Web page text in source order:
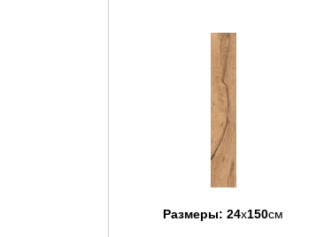
Размеры: 24x150см